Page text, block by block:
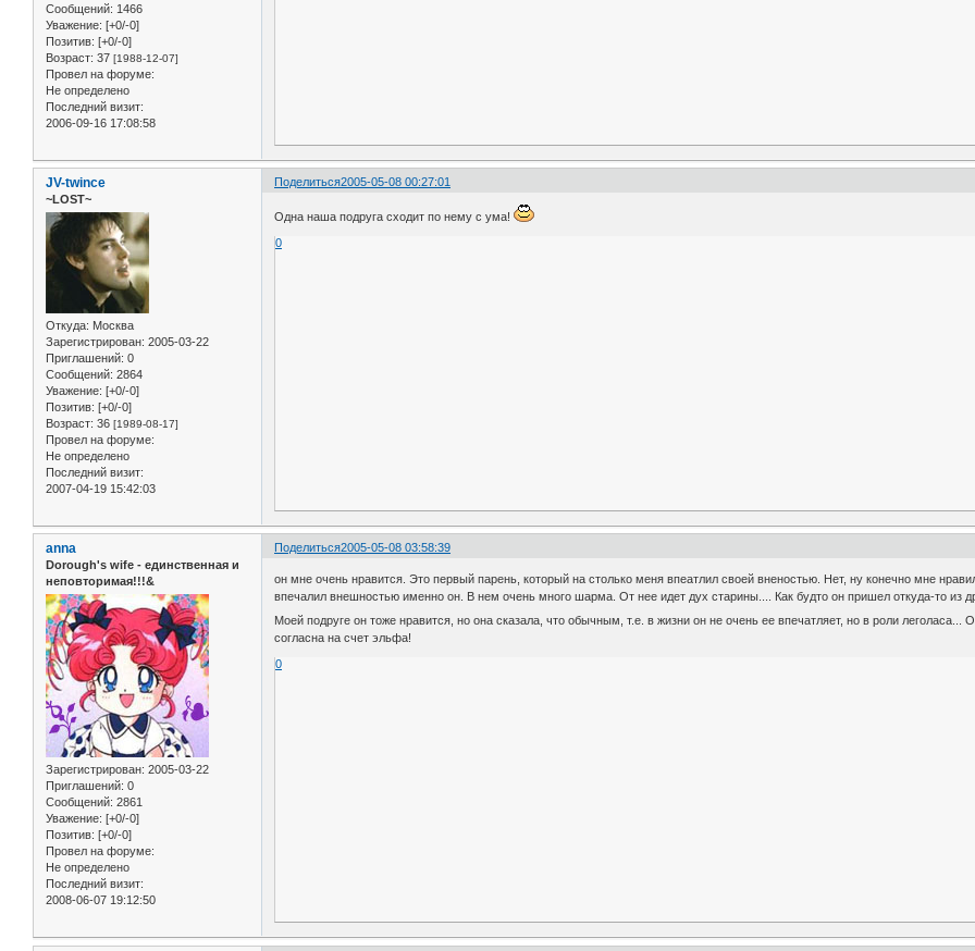
Сообщений: 1466
Уважение: [+0/-0]
Позитив: [+0/-0]
Возраст: 37 [1988-12-07]
Провел на форуме:
Не определено
Последний визит:
2006-09-16 17:08:58
Поделиться2005-05-08 00:27:01
JV-twince
~LOST~
Откуда: Москва
Зарегистрирован: 2005-03-22
Приглашений: 0
Сообщений: 2864
Уважение: [+0/-0]
Позитив: [+0/-0]
Возраст: 36 [1989-08-17]
Провел на форуме:
Не определено
Последний визит:
2007-04-19 15:42:03
Одна наша подруга сходит по нему с ума!
0
Поделиться2005-05-08 03:58:39
anna
Dorough's wife - единственная и
неповторимая!!!&
Зарегистрирован: 2005-03-22
Приглашений: 0
Сообщений: 2861
Уважение: [+0/-0]
Позитив: [+0/-0]
Провел на форуме:
Не определено
Последний визит:
2008-06-07 19:12:50
он мне очень нравится. Это первый парень, который на столько меня впеатлил своей вненостью. Нет, ну конечно мне
впечалил внешностью именно он. В нем очень много шарма. От нее идет дух старины.... Как будто он пришел откуда-то из
Моей подруге он тоже нравится, но она сказала, что обычным, т.е. в жизни он не очень ее впечатляет, но в роли
согласна на счет эльфа!
0